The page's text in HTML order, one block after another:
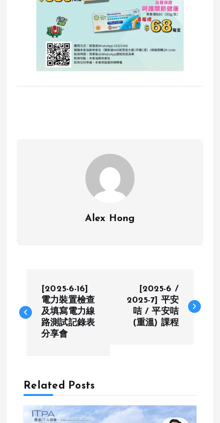
Alex Hong
o
n
a
[2025-6-16]
電力裝置檢查
及填寫電力線
路測試記錄表
分享會
[2025-6 /
2025-7] 平安
咭 / 平安咭
(重溫) 課程
Related Posts